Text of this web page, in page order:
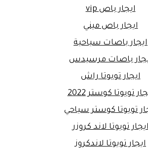
ايجار باص vip
ايجار باص ميني
ايجار باصات سياحية
باصات مرسيدس
ايجار تويوتا راش
تويوتا كوستر 2022
تويوتا كوستر سياحي
ايجار تويوتا لاند كروزر
ايجار تويوتا لاندكروز